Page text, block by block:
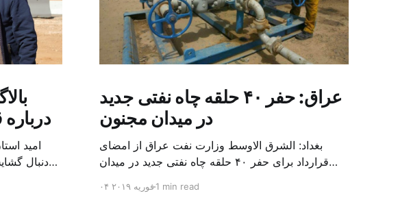
درباره
امید
دنبال
طریبیل
عراق: حفر ۴۰ حلقه چاه نفتی جدید
در میدان مجنون
بغداد: الشرق الاوسط وزارت نفت عراق از امضای
قرارداد برای حفر ۴۰ حلقه چاه نفتی جدید در میدان
محمد خضیر مدعامل شرکت حفاری عراق روز یکشنبه
۰۴ فوریه ۲۰۱۹1 min read